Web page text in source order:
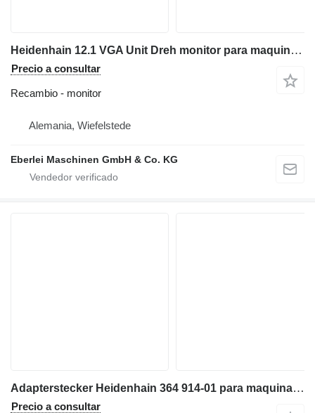
Heidenhain 12.1 VGA Unit Dreh monitor para maquinaria industrial
Precio a consultar
Recambio - monitor
Alemania, Wiefelstede
Eberlei Maschinen GmbH & Co. KG
Adapterstecker Heidenhain 364 914-01 para maquinaria para metal
Precio a consultar